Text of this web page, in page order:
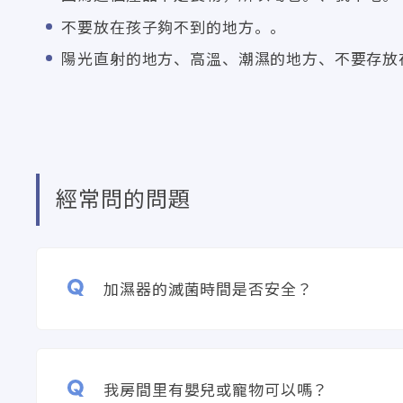
不要放在孩子夠不到的地方。。
陽光直射的地方、高溫、潮濕的地方、不要存放
經常問的問題
加濕器的滅菌時間是否安全？
我房間里有嬰兒或寵物可以嗎？